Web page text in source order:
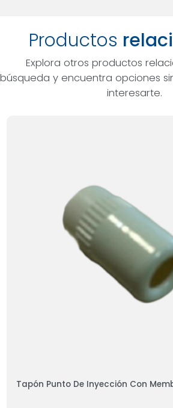
Productos
Explora otros productos
búsqueda y encuentra opciones
interesarte.
Tapón Punto De